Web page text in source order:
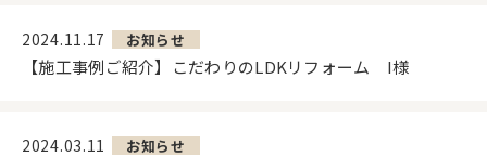
2024.11.17 お知らせ
【施工事例ご紹介】こだわりのLDKリフォーム I様
2024.03.11 お知らせ